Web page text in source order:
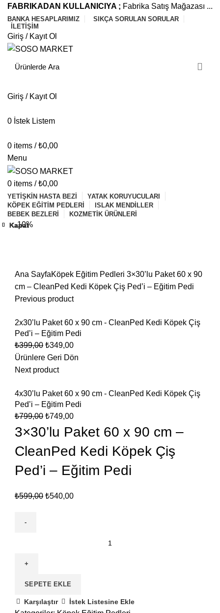
FABRIKADAN KULLANICIYA ; Fabrika Satış Mağazası ...
BANKA HESAPLARIMIZ
SIKÇA SORULAN SORULAR
İLETIŞIM
Giriş / Kayıt Ol
Giriş / Kayıt Ol
0 İstek Listem
0 items / ₺0,00
Menu
0 items / ₺0,00
YETIŞKIN HASTA BEZI
YATAK KORUYUCULARI
KÖPEK EĞITIM PEDLERI
ISLAK MENDILLER
BEBEK BEZLERI
KOZMETIK ÜRÜNLERI
-10%
Ana SayfaKöpek Eğitim Pedleri 3×30’lu Paket 60 x 90
cm – CleanPed Kedi Köpek Çiş Ped’i – Eğitim Pedi
Previous product
2x30’lu Paket 60 x 90 cm - CleanPed Kedi Köpek Çiş
Ped’i – Eğitim Pedi
₺399,00 ₺349,00
Ürünlere Geri Dön
Next product
4x30’lu Paket 60 x 90 cm - CleanPed Kedi Köpek Çiş
Ped’i – Eğitim Pedi
₺799,00 ₺749,00
3×30’lu Paket 60 x 90 cm –
CleanPed Kedi Köpek Çiş
Ped’i – Eğitim Pedi
₺599,00 ₺540,00
SEPETE EKLE
Karşılaştır İstek Listesine Ekle
Kapat
Kapat
Kapat
Kapat
Kapat
Kapat